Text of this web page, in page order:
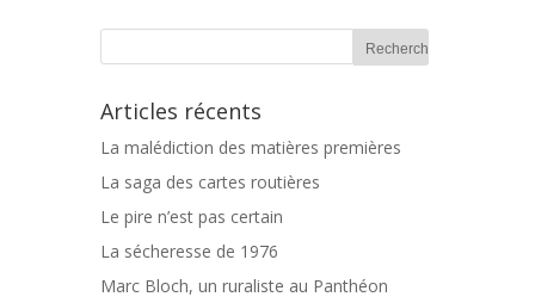
Articles récents
La malédiction des matières premières
La saga des cartes routières
Le pire n’est pas certain
La sécheresse de 1976
Marc Bloch, un ruraliste au Panthéon